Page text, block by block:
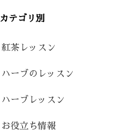
カテゴリ別
紅茶レッスン
ハーブのレッスン
ハーブレッスン
お役立ち情報